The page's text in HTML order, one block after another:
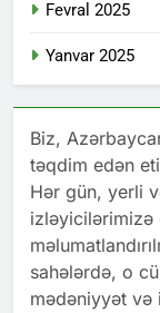
Fevral 2025
Yanvar 2025
Biz,
təqdim edən
Hər gün, yerli
izləyicilərimizə
sahələrdə, o
mədəniyyət və